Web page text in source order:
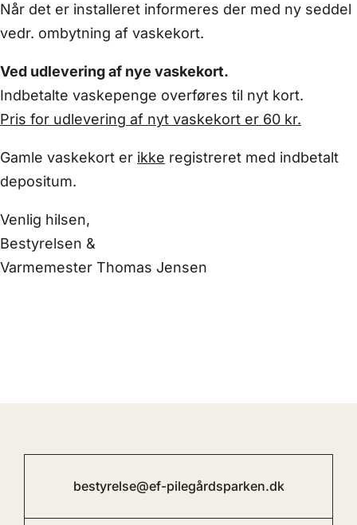
Når det er installeret informeres der med ny seddel
vedr. ombytning af vaskekort.
Ved udlevering af nye vaskekort.
Indbetalte vaskepenge overføres til nyt kort.
Pris for udlevering af nyt vaskekort er 60 kr.
Gamle vaskekort er ikke registreret med indbetalt
depositum.
Venlig hilsen,
Bestyrelsen &
Varmemester Thomas Jensen
bestyrelse@ef-pilegårdsparken.dk